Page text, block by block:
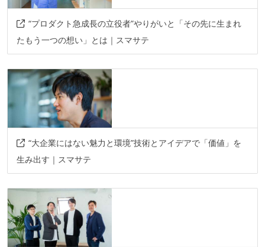
“プロダクト急成長の立役者”やりがいと「その先に生まれ
たもう一つの想い」とは｜スマサテ
“大企業にはない魅力と環境”技術とアイデアで「価値」を
生み出す｜スマサテ